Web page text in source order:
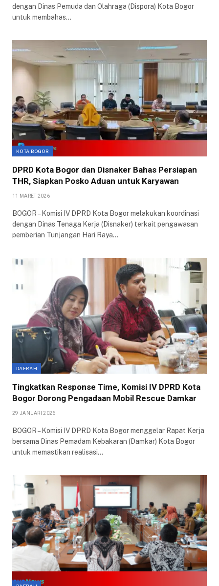
dengan Dinas Pemuda dan Olahraga (Dispora) Kota Bogor
untuk membahas…
KOTA BOGOR
DPRD Kota Bogor dan Disnaker Bahas Persiapan
THR, Siapkan Posko Aduan untuk Karyawan
11 MARET 2026
BOGOR – Komisi IV DPRD Kota Bogor melakukan koordinasi
dengan Dinas Tenaga Kerja (Disnaker) terkait pengawasan
pemberian Tunjangan Hari Raya…
DAERAH
Tingkatkan Response Time, Komisi IV DPRD Kota
Bogor Dorong Pengadaan Mobil Rescue Damkar
29 JANUARI 2026
BOGOR – Komisi IV DPRD Kota Bogor menggelar Rapat Kerja
bersama Dinas Pemadam Kebakaran (Damkar) Kota Bogor
untuk memastikan realisasi…